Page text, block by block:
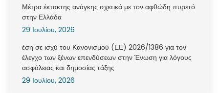
Μέτρα έκτακτης ανάγκης σχετικά με τον αφθώδη πυρετό
στην Ελλάδα
29 Ιουλίου, 2026
έση σε ισχύ του Κανονισμού (ΕΕ) 2026/1386 για τον
έλεγχο των ξένων επενδύσεων στην Ένωση για λόγους
ασφάλειας και δημοσίας τάξης
29 Ιουλίου, 2026